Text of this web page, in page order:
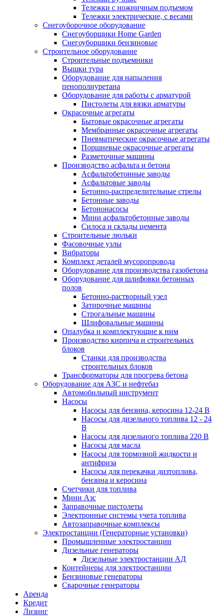
Тележки с ножничным подъемом
Тележки электрические, с весами
Снегоуборочное оборудование
Снегоуборщики Home Garden
Снегоуборщики бензиновые
Строительное оборудование
Cтроительные подъемники
Вышки тура
Оборудование для напыления
пенополиуретана
Оборудование для работы с арматурой
Пистолеты для вязки арматуры
Окрасочные агрегаты
Бытовые окрасочные агрегаты
Мембранные окрасочные агрегаты
Пневматические окрасочные агрегаты
Поршневые окрасочные агрегаты
Разметочные машины
Производство асфальта и бетона
Асфальтобетонные заводы
Асфальтовые заводы
Бетонно-распределительные стрелы
Бетонные заводы
Бетононасосы
Мини асфальтобетонные заводы
Силоса и склады цемента
Строительные люльки
Фасовочные узлы
Вибраторы
Комплект деталей мусоропровода
Оборудование для производства газобетона
Оборудование для шлифовки бетонных
полов
Бетонно-растворный узел
Затирочные машины
Строгальные машины
Шлифовальные машины
Опалубка и комплектующие к ним
Производство кирпича и строительных
блоков
Cтанки для производства
строительных блоков
Трансформаторы для прогрева бетона
Оборудование для АЗС и нефтебаз
Автомобильный инструмент
Насосы
Насосы для бензина, керосина 12-24 В
Насосы для дизельного топлива 12 - 24
В
Насосы для дизельного топлива 220 В
Насосы для масла
Насосы для тормозной жидкости и
антифриза
Насосы для перекачки дизтоплива,
бензина и керосина
Счетчики для топлива
Мини Азс
Заправочные пистолеты
Электронные системы учета топлива
Автозаправочные комплексы
Электростанции (Генераторные установки)
Промышленные электростанции
Дизельные генераторы
Дизельные электростанции АД
Контейнеры для электростанции
Бензиновые генераторы
Сварочные генераторы
Аренда
Кредит
Лизинг